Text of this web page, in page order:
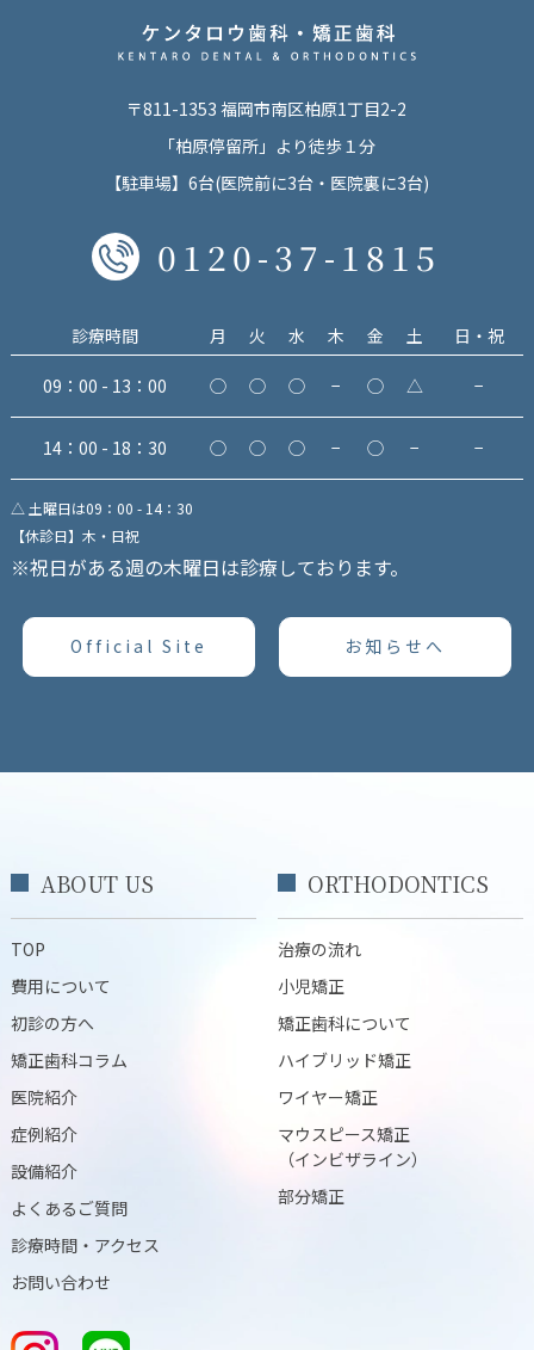
〒811-1353 福岡市南区柏原1丁目2-2
「柏原停留所」より徒歩１分
【駐車場】6台(医院前に3台・医院裏に3台)
0120-37-1815
診療時間 月 火 水 木 金 土 日・祝
09：00 - 13：00 ◯ ◯ ◯ − ◯ △ −
14：00 - 18：30 ◯ ◯ ◯ − ◯ − −
△ 土曜日は09：00 - 14：30
【休診日】木・日祝
※祝日がある週の木曜日は診療しております。
Official Site お知らせへ
ABOUT US
TOP
費用について
初診の方へ
矯正歯科コラム
医院紹介
症例紹介
設備紹介
よくあるご質問
診療時間・アクセス
お問い合わせ
ORTHODONTICS
治療の流れ
小児矯正
矯正歯科について
ハイブリッド矯正
ワイヤー矯正
マウスピース矯正
（インビザライン）
部分矯正